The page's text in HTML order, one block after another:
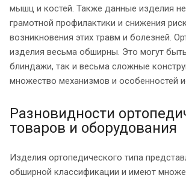
мышц и костей. Также данные изделия
грамотной профилактики и снижения
возникновения этих травм и болезней.
изделия весьма обширны. Это могут
блиндажи, так и весьма сложные
множество механизмов и особенностей
Разновидности
товаров и оборудования
Изделия ортопедического типа
обширной классификации и имеют